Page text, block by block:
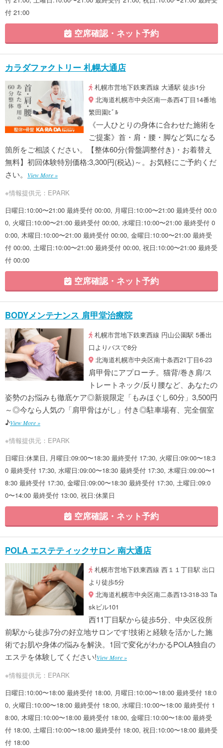
付 21:00
空席確認・ネット予約
カラダファクトリー 札幌大通店
札幌市営地下鉄東西線 大通駅 徒歩1分
北海道札幌市中央区南一条西4丁目14番地
繁田園ﾋﾞﾙ
《一人ひとりの身体に合わせた施術を
ご提案》首・肩・腰・脚など気になる
箇所をご相談ください。【整体60分(骨盤調整付き)・お着替え
無料】初回体験特別価格:3,300円(税込)～。お気軽にご予約くだ
さい。
View More »
※情報提供元：EPARK
日曜日:10:00〜21:00 最終受付 00:00, 月曜日:10:00〜21:00 最終受付 00:0
0, 火曜日:10:00〜21:00 最終受付 00:00, 水曜日:10:00〜21:00 最終受付 0
0:00, 木曜日:10:00〜21:00 最終受付 00:00, 金曜日:10:00〜21:00 最終受
付 00:00, 土曜日:10:00〜21:00 最終受付 00:00, 祝日:10:00〜21:00 最終受
付 00:00
空席確認・ネット予約
BODYメンテナンス 肩甲堂治療院
札幌市営地下鉄東西線 円山公園駅 5番出
口よりバスで8分
北海道札幌市中央区南十条西21丁目6-23
肩甲骨にアプローチ。猫背/巻き肩/ス
トレートネック/反り腰など、あなたの
姿勢のお悩みも徹底ケア◎新規限定「もみほぐし60分」3,500円
～◎今なら人気の「肩甲骨はがし」付き◎駐車場有、完全個室
♪View More »
※情報提供元：EPARK
日曜日:休業日, 月曜日:09:00〜18:30 最終受付 17:30, 火曜日:09:00〜18:3
0 最終受付 17:30, 水曜日:09:00〜18:30 最終受付 17:30, 木曜日:09:00〜1
8:30 最終受付 17:30, 金曜日:09:00〜18:30 最終受付 17:30, 土曜日:09:0
0〜14:00 最終受付 13:00, 祝日:休業日
空席確認・ネット予約
POLA エステティックサロン 南大通店
札幌市営地下鉄東西線 西１１丁目駅 出口
より徒歩5分
北海道札幌市中央区南二条西13-318-33 Ta
skビル101
西11丁目駅から徒歩5分、中央区役所
前駅から徒歩7分の好立地サロンです!技術と経験を活かした施
術でお肌や身体の悩みを解決。1回で変化がわかるPOLA独自の
エステを体験してください!View More »
※情報提供元：EPARK
日曜日:10:00〜18:00 最終受付 18:00, 月曜日:10:00〜18:00 最終受付 18:0
0, 火曜日:10:00〜18:00 最終受付 18:00, 水曜日:10:00〜18:00 最終受付 1
8:00, 木曜日:10:00〜18:00 最終受付 18:00, 金曜日:10:00〜18:00 最終受
付 18:00, 土曜日:10:00〜18:00 最終受付 18:00, 祝日:10:00〜18:00 最終受
付 18:00